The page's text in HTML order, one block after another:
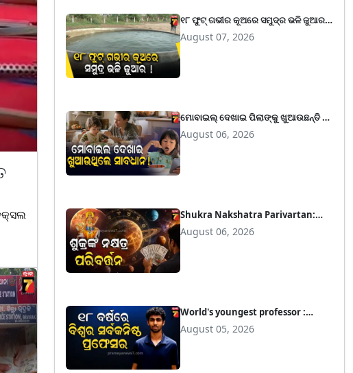
୧୮ ଫୁଟ୍ ଗଭୀର କୂଅରେ ସମୁଦ୍ର ଭଳି ଜୁଆର !
ଭୂମିକମ୍ପର ସଙ୍କେତ ନା ରହିଛି ଅଜବ ରହସ୍ୟ
August 07, 2026
ମୋବାଇଲ୍ ଦେଖାଇ ପିଲାଙ୍କୁ ଖୁଆଉଛନ୍ତି କି
? ଡେରି ହୋଇଯିବା ପୂର୍ବରୁ ସୁଧୁରିଯାଆନ୍ତୁ,
ଡାକ୍ତରମାନେ ଦେଲେ ଭୟଙ୍କର ଚେତାବନୀ
August 06, 2026
Shukra Nakshatra Parivartan:
ଅଗଷ୍ଟ ୧୧ରେ ହସ୍ତ ନକ୍ଷତ୍ରରେ ପ୍ରବେଶ
କରିବେ ଶୁକ୍ର, ଚମକିବେ ୩ ରାଶି ବ୍ୟକ୍ତି
August 06, 2026
World's youngest professor :
ଭାଙ୍ଗିଲା ୩୦୬ ବର୍ଷର ରେକର୍ଡ, ୧୮ ବର୍ଷରେ
ବିଶ୍ୱର ସର୍ବ କନିଷ୍ଠ ପ୍ରଫେସର
August 05, 2026